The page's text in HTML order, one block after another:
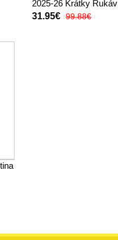
2025-26 Krátky Rukáv
31.95€ 99.88€